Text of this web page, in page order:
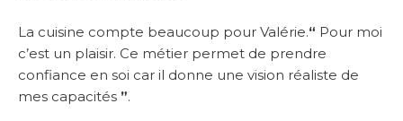
La cuisine compte beaucoup pour Valérie.“ Pour moi
c’est un plaisir. Ce métier permet de prendre
confiance en soi car il donne une vision réaliste de
mes capacités ”.